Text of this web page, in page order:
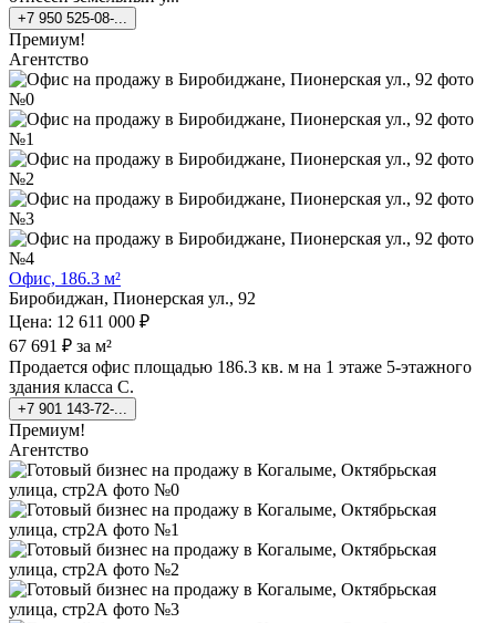
+7 950 525-08-...
Премиум!
Агентство
Офис, 186.3 м²
Биробиджан, Пионерская ул., 92
Цена: 12 611 000 ₽
67 691 ₽ за м²
Продается офис площадью 186.3 кв. м на 1 этаже 5-этажного
здания класса C.
+7 901 143-72-...
Премиум!
Агентство